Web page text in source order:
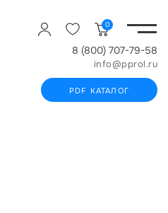
0
8 (800) 707-79-58
info@pprol.ru
PDF КАТАЛОГ